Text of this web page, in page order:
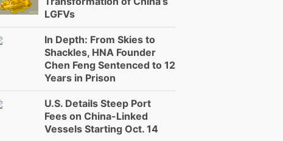
LGFVs
In Depth: From Skies to
Shackles, HNA Founder
Chen Feng Sentenced to 12
Years in Prison
U.S. Details Steep Port
Fees on China-Linked
Vessels Starting Oct. 14